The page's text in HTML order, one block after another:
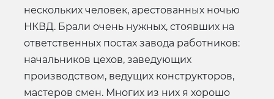
нескольких человек, арестованных ночью
НКВД. Брали очень нужных, стоявших на
ответственных постах завода работников:
начальников цехов, заведующих
производством, ведущих конструкторов,
мастеров смен. Многих из них я хорошо